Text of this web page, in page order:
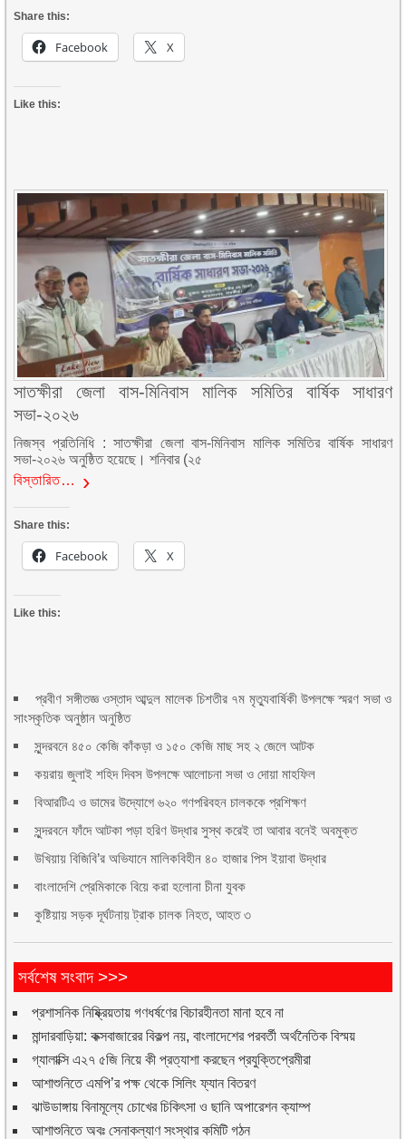
Share this:
Facebook X
Like this:
সাতক্ষীরা জেলা বাস-মিনিবাস মালিক সমিতির বার্ষিক সাধারণ
সভা-২০২৬
নিজস্ব প্রতিনিধি : সাতক্ষীরা জেলা বাস-মিনিবাস মালিক সমিতির বার্ষিক সাধারণ
সভা-২০২৬ অনুষ্ঠিত হয়েছে। শনিবার (২৫
বিস্তারিত…
Share this:
Facebook X
Like this:
প্রবীণ সঙ্গীতজ্ঞ ওস্তাদ আব্দুল মালেক চিশতীর ৭ম মৃত্যুবার্ষিকী উপলক্ষে স্মরণ সভা ও
সাংস্কৃতিক অনুষ্ঠান অনুষ্ঠিত
সুন্দরবনে ৪৫০ কেজি কাঁকড়া ও ১৫০ কেজি মাছ সহ ২ জেলে আটক
কয়রায় জুলাই শহিদ দিবস উপলক্ষে আলোচনা সভা ও দোয়া মাহফিল
বিআরটিএ ও ডামের উদ্যোগে ৬২০ গণপরিবহন চালককে প্রশিক্ষণ
সুন্দরবনে ফাঁদে আটকা পড়া হরিণ উদ্ধার সুস্থ করেই তা আবার বনেই অবমুক্ত
উখিয়ায় বিজিবি’র অভিযানে মালিকবিহীন ৪০ হাজার পিস ইয়াবা উদ্ধার
বাংলাদেশি প্রেমিকাকে বিয়ে করা হলোনা চীনা যুবক
কুষ্টিয়ায় সড়ক দূর্ঘটনায় ট্রাক চালক নিহত, আহত ৩
সর্বশেষ সংবাদ >>>
প্রশাসনিক নিষ্ক্রিয়তায় গণধর্ষণের বিচারহীনতা মানা হবে না
মান্দারবাড়িয়া: কক্সবাজারের বিকল্প নয়, বাংলাদেশের পরবর্তী অর্থনৈতিক বিস্ময়
গ্যালাক্সি এ২৭ ৫জি নিয়ে কী প্রত্যাশা করছেন প্রযুক্তিপ্রেমীরা
আশাশুনিতে এমপি’র পক্ষ থেকে সিলিং ফ্যান বিতরণ
ঝাউডাঙ্গায় বিনামূল্যে চোখের চিকিৎসা ও ছানি অপারেশন ক্যাম্প
আশাশুনিতে অবঃ সেনাকল্যাণ সংস্থার কমিটি গঠন